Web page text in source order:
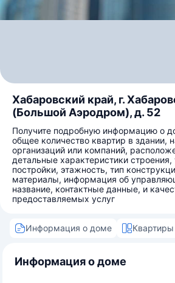
Хабаровский край, г.
(Большой Аэродром), д. 52
Получите подробную информацию о
общее количество квартир в здании,
организаций или компаний,
детальные характеристики строения,
постройки, этажность, тип
материалы, информация об
название, контактные данные, и
предоставляемых услуг
Информация о доме
Информация о доме